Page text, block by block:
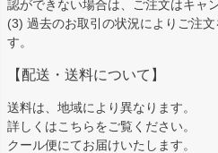
認ができない場合は、ご注文はキャ
(3) 過去のお取引の状況によりご注
す。
【配送・送料について】
送料は、地域により異なります。
詳しくはこちらをご覧ください。
クール便にてお届けいたします。